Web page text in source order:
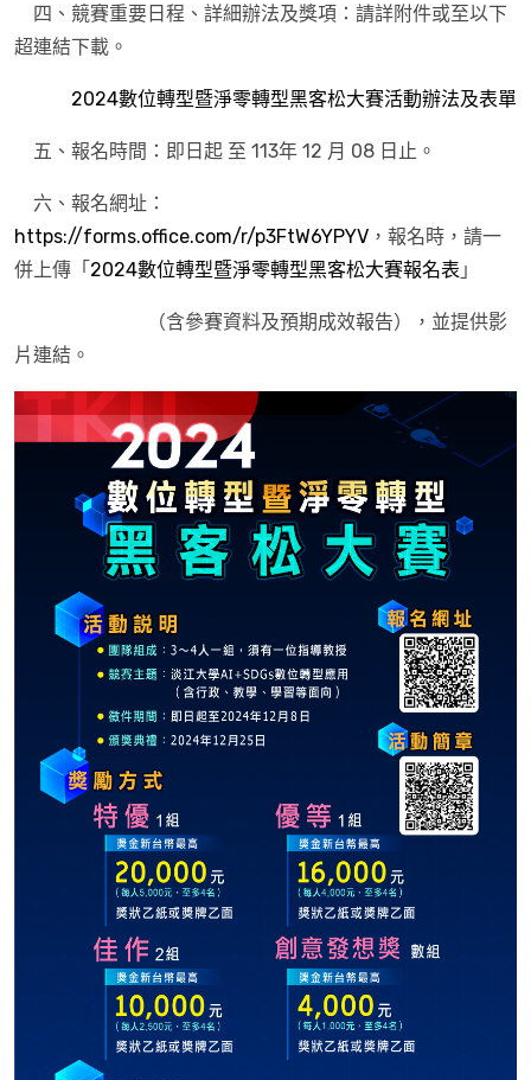
四、競賽重要日程、詳細辦法及獎項：請詳附件或至以下
超連結下載。
2024數位轉型暨淨零轉型黑客松大賽活動辦法及表單
五、報名時間：即日起 至 113年 12 月 08 日止。
六、報名網址：
https://forms.office.com/r/p3FtW6YPYV ，報名時，請一
併上傳「 2024數位轉型暨淨零轉型黑客松大賽報名表 」
（含參賽資料及預期成效報告），並提供影
片連結。